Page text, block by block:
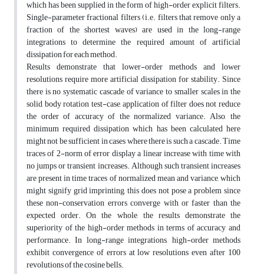
which has been supplied in the form of high-order explicit filters.
Single-parameter fractional filters (i.e. filters that remove only a
fraction of the shortest waves) are used in the long-range
integrations to determine the required amount of artificial
dissipation for each method.
Results demonstrate that lower-order methods and lower
resolutions require more artificial dissipation for stability. Since
there is no systematic cascade of variance to smaller scales in the
solid body rotation test-case, application of filter does not reduce
the order of accuracy of the normalized variance. Also, the
minimum required dissipation which has been calculated here
might not be sufficient in cases where there is such a cascade. Time
traces of 2-norm of error display a linear increase with time with
no jumps or transient increases. Although such transient increases
are present in time traces of normalized mean and variance, which
might signify grid imprinting, this does not pose a problem since
these non-conservation errors converge with or faster than the
expected order. On the whole, the results demonstrate the
superiority of the high-order methods in terms of accuracy and
performance. In long-range integrations, high-order methods
exhibit convergence of errors at low resolutions even after 100
revolutions of the cosine bells.